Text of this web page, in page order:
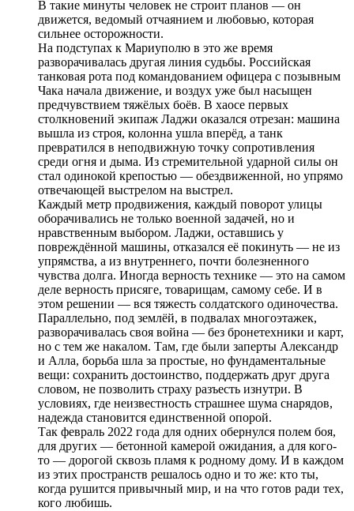
В такие минуты человек не строит планов — он
движется, ведомый отчаянием и любовью, которая
сильнее осторожности.
На подступах к Мариуполю в это же время
разворачивалась другая линия судьбы. Российская
танковая рота под командованием офицера с позывным
Чака начала движение, и воздух уже был насыщен
предчувствием тяжёлых боёв. В хаосе первых
столкновений экипаж Ладжи оказался отрезан: машина
вышла из строя, колонна ушла вперёд, а танк
превратился в неподвижную точку сопротивления
среди огня и дыма. Из стремительной ударной силы он
стал одинокой крепостью — обездвиженной, но упрямо
отвечающей выстрелом на выстрел.
Каждый метр продвижения, каждый поворот улицы
оборачивались не только военной задачей, но и
нравственным выбором. Ладжи, оставшись у
повреждённой машины, отказался её покинуть — не из
упрямства, а из внутреннего, почти болезненного
чувства долга. Иногда верность технике — это на самом
деле верность присяге, товарищам, самому себе. И в
этом решении — вся тяжесть солдатского одиночества.
Параллельно, под землёй, в подвалах многоэтажек,
разворачивалась своя война — без бронетехники и карт,
но с тем же накалом. Там, где были заперты Александр
и Алла, борьба шла за простые, но фундаментальные
вещи: сохранить достоинство, поддержать друг друга
словом, не позволить страху разъесть изнутри. В
условиях, где неизвестность страшнее шума снарядов,
надежда становится единственной опорой.
Так февраль 2022 года для одних обернулся полем боя,
для других — бетонной камерой ожидания, а для кого-
то — дорогой сквозь пламя к родному дому. И в каждом
из этих пространств решалось одно и то же: кто ты,
когда рушится привычный мир, и на что готов ради тех,
кого любишь.